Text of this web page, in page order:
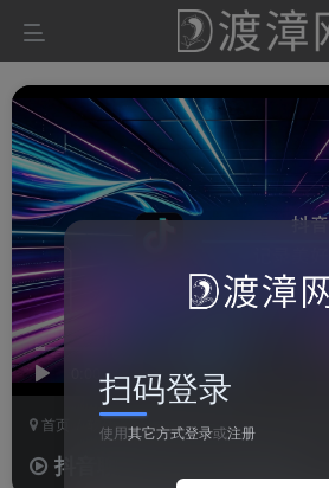
/00:08
首页 软件 通讯软件 正文
抖音聊天Windows官方版
扫码登录
使用其它方式登录或注册